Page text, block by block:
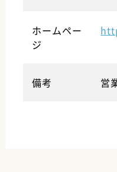
ホームペー
ジ
備考 営